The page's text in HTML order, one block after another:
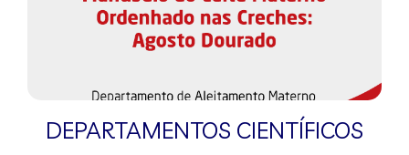
DEPARTAMENTOS CIENTÍFICOS